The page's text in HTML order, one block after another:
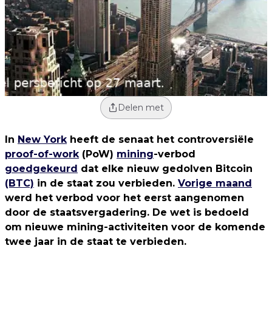
Delen met
In New Yorkheeft de senaat het controversiële
proof-of-work(PoW) mining-verbod
goedgekeurd dat elke nieuw gedolven Bitcoin
(BTC) in de staat zou verbieden. Vorige maand
werd het verbod voor het eerst aangenomen
door de staatsvergadering. De wet is bedoeld
om nieuwe mining-activiteiten voor de komende
twee jaar in de staat te verbieden.